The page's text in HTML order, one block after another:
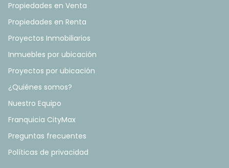
Propiedades en Venta
Propiedades en Renta
Proyectos Inmobiliarios
Inmuebles por ubicación
Proyectos por ubicación
¿Quiénes somos?
Nuestro Equipo
Franquicia CityMax
Preguntas frecuentes
Políticas de privacidad